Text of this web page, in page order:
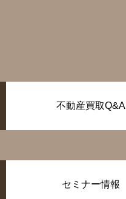
不動産買取Q&A
セミナー情報